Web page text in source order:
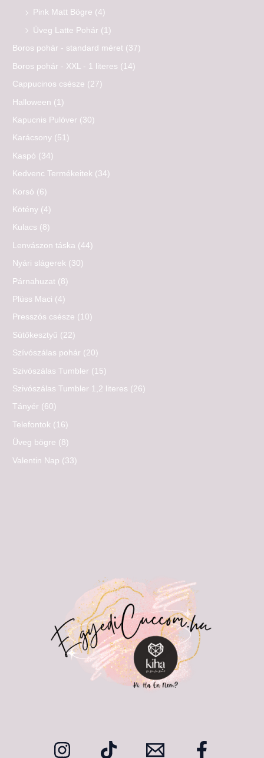
Pink Matt Bögre (4)
Üveg Latte Pohár (1)
Boros pohár - standard méret (37)
Boros pohár - XXL - 1 literes (14)
Cappucinos csésze (27)
Halloween (1)
Kapucnis Pulóver (30)
Karácsony (51)
Kaspó (34)
Kedvenc Termékeitek (34)
Korsó (6)
Kötény (4)
Kulacs (8)
Lenvászon táska (44)
Nyári slágerek (30)
Párnahuzat (8)
Plüss Maci (4)
Presszós csésze (10)
Sütőkesztyű (22)
Szívószálas pohár (20)
Szivószálas Tumbler (15)
Szivószálas Tumbler 1,2 literes (26)
Tányér (60)
Telefontok (16)
Üveg bögre (8)
Valentin Nap (33)